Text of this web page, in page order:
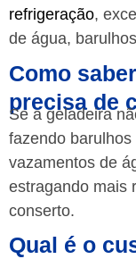
refrigeração,
de água,
Como
precisa de
Se a geladeira
fazendo
vazamentos de
estragando mais
conserto.
Qual é o